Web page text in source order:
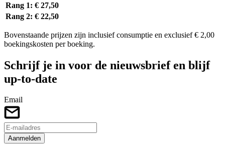
Rang 1: € 27,50
Rang 2: € 22,50
Bovenstaande prijzen zijn inclusief consumptie en exclusief € 2,00
boekingskosten per boeking.
Schrijf je in voor de nieuwsbrief en blijf
up-to-date
Email
Aanmelden